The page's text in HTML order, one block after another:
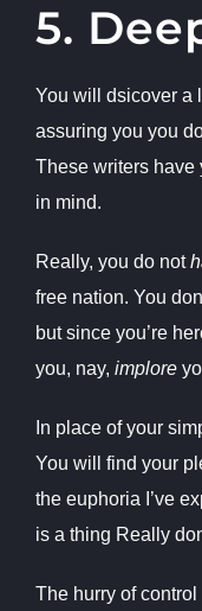
5.
You will dsicover a
assuring you you
These writers have
in mind.
Really, you do not
free nation. You
but since you’re
you, nay, implore
In place of your
You will find your
the euphoria I’ve
is a thing Really
The hurry of